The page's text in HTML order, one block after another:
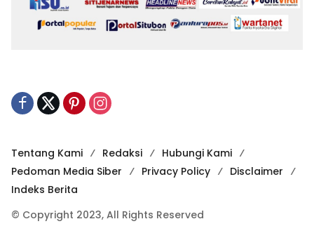
Tentang Kami Redaksi
Hubungi Kami
Pedoman Media Siber
Privacy Policy
Disclaimer
Indeks Berita
© Copyright 2023, All Rights Reserved